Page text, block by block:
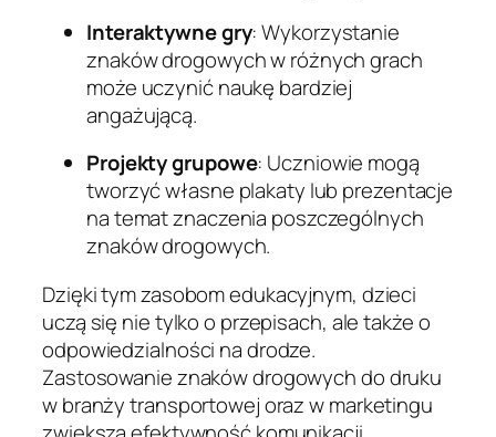
Interaktywne gry: Wykorzystanie
znaków drogowych w różnych grach
może uczynić naukę bardziej
angażującą.
Projekty grupowe: Uczniowie mogą
tworzyć własne plakaty lub prezentacje
na temat znaczenia poszczególnych
znaków drogowych.
Dzięki tym zasobom edukacyjnym, dzieci
uczą się nie tylko o przepisach, ale także o
odpowiedzialności na drodze.
Zastosowanie znaków drogowych do druku
w branży transportowej oraz w marketingu